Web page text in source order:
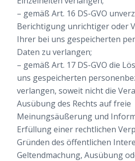
– gemäß Art. 16 DS-GVO
Berichtigung unrichtiger oder
Ihrer bei uns gespeicherten
Daten zu verlangen;
– gemäß Art. 17 DS-GVO die
uns gespeicherten
verlangen, soweit nicht die
Ausübung des Rechts auf freie
Meinungsäußerung und
Erfüllung einer rechtlichen
Gründen des öffentlichen
Geltendmachung, Ausübung